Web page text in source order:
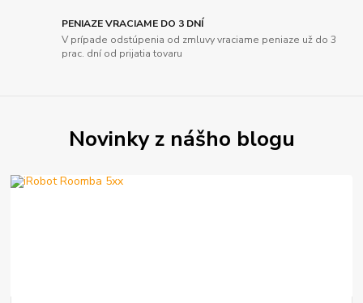
PENIAZE VRACIAME DO 3 DNÍ
V prípade odstúpenia od zmluvy vraciame peniaze už do 3
prac. dní od prijatia tovaru
Novinky z nášho blogu